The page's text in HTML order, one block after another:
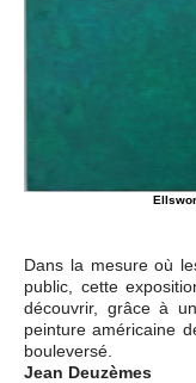
Dans la mesure où
public, cette
découvrir, grâce à
peinture américaine
bouleversé.
Jean Deuzèmes